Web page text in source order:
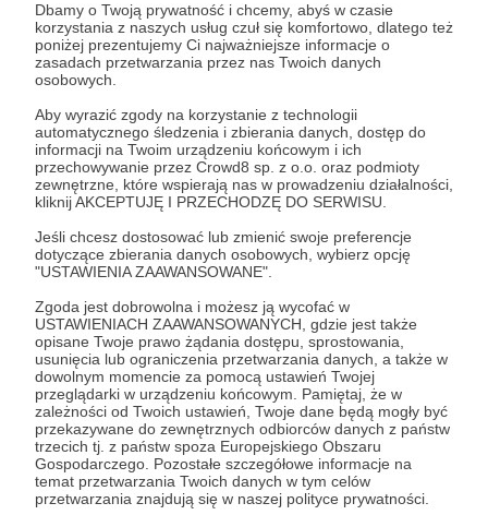
Dbamy o Twoją prywatność i chcemy, abyś w czasie
korzystania z naszych usług czuł się komfortowo, dlatego też
poniżej prezentujemy Ci najważniejsze informacje o
zasadach przetwarzania przez nas Twoich danych
osobowych.
Aby wyrazić zgody na korzystanie z technologii
automatycznego śledzenia i zbierania danych, dostęp do
informacji na Twoim urządzeniu końcowym i ich
przechowywanie przez Crowd8 sp. z o.o. oraz podmioty
zewnętrzne, które wspierają nas w prowadzeniu działalności,
kliknij AKCEPTUJĘ I PRZECHODZĘ DO SERWISU.
Jeśli chcesz dostosować lub zmienić swoje preferencje
dotyczące zbierania danych osobowych, wybierz opcję
"USTAWIENIA ZAAWANSOWANE".
Zgoda jest dobrowolna i możesz ją wycofać w
USTAWIENIACH ZAAWANSOWANYCH, gdzie jest także
opisane Twoje prawo żądania dostępu, sprostowania,
usunięcia lub ograniczenia przetwarzania danych, a także w
dowolnym momencie za pomocą ustawień Twojej
przeglądarki w urządzeniu końcowym. Pamiętaj, że w
zależności od Twoich ustawień, Twoje dane będą mogły być
przekazywane do zewnętrznych odbiorców danych z państw
trzecich tj. z państw spoza Europejskiego Obszaru
Gospodarczego. Pozostałe szczegółowe informacje na
temat przetwarzania Twoich danych w tym celów
przetwarzania znajdują się w naszej polityce prywatności.
jest po przekazaniu podpisanego formularza "Zgodna na
założenie konta przez osobę niepełnoletnią", formularz
dostępny jest na stronie regulaminu Patronite.pl.
* Zapoznałem się i akceptujęRegulaminserwisu oraz
* Wyrażam zgodę na przetwarzanie moich danych
osobowych podanych w formularzu rejestracyjnym w celu
prawidłowego świadczenia usług serwisu Patronite.
Wyrażam zgodę na otrzymywanie drogą elektroniczną
informacji handlowych - newslettera. Opcja ta może zostać
zmieniona w ustawieniach konta.